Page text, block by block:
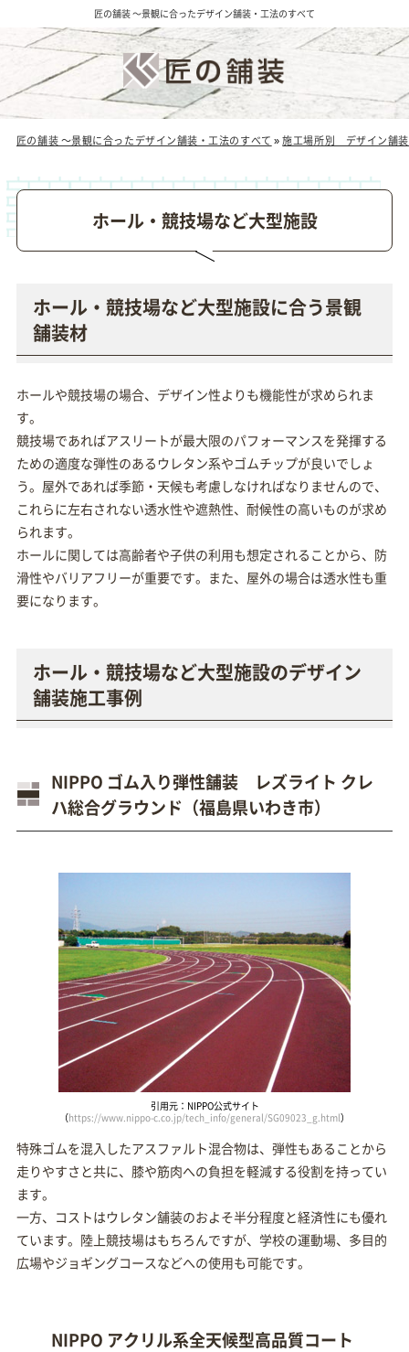
匠の舗装 ～景観に合ったデザイン舗装・工法のすべて
匠の舗装 ～景観に合ったデザイン舗装・工法のすべて »施工場所別 デザイン舗
ホール・競技場など大型施設
ホール・競技場など大型施設に合う景観
舗装材
ホールや競技場の場合、デザイン性よりも機能性が求められま
す。
競技場であればアスリートが最大限のパフォーマンスを発揮する
ための適度な弾性のあるウレタン系やゴムチップが良いでしょ
う。屋外であれば季節・天候も考慮しなければなりませんので、
これらに左右されない透水性や遮熱性、耐候性の高いものが求め
られます。
ホールに関しては高齢者や子供の利用も想定されることから、防
滑性やバリアフリーが重要です。また、屋外の場合は透水性も重
要になります。
ホール・競技場など大型施設のデザイン
舗装施工事例
NIPPO ゴム入り弾性舗装 レズライト クレ
ハ総合グラウンド（福島県いわき市）
引用元：NIPPO公式サイト
（https://www.nippo-c.co.jp/tech_info/general/SG09023_g.html）
特殊ゴムを混入したアスファルト混合物は、弾性もあることから
走りやすさと共に、膝や筋肉への負担を軽減する役割を持ってい
ます。
一方、コストはウレタン舗装のおよそ半分程度と経済性にも優れ
ています。陸上競技場はもちろんですが、学校の運動場、多目的
広場やジョギングコースなどへの使用も可能です。
NIPPO アクリル系全天候型高品質コート